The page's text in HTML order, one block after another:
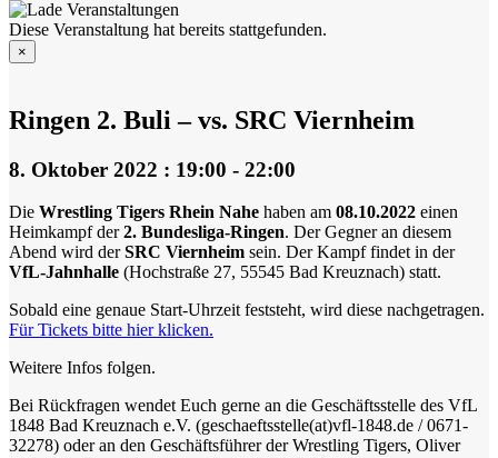
Diese Veranstaltung hat bereits stattgefunden.
×
Ringen 2. Buli – vs. SRC Viernheim
8. Oktober 2022 : 19:00 - 22:00
Die Wrestling Tigers Rhein Nahe haben am 08.10.2022 einen
Heimkampf der2. Bundesliga-Ringen. Der Gegner an diesem
Abend wird derSRC Viernheim sein. Der Kampf findet in der
VfL-Jahnhalle (Hochstraße 27, 55545 Bad Kreuznach) statt.
Sobald eine genaue Start-Uhrzeit feststeht, wird diese nachgetragen.
Für Tickets bitte hier klicken.
Weitere Infos folgen.
Bei Rückfragen wendet Euch gerne an die Geschäftsstelle des VfL
1848 Bad Kreuznach e.V. (geschaeftsstelle(at)vfl-1848.de / 0671-
32278) oder an den Geschäftsführer der Wrestling Tigers, Oliver